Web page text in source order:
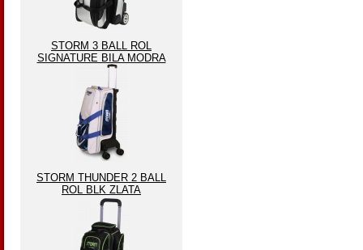
STORM 3 BALL ROL
SIGNATURE BILA MODRA
STORM THUNDER 2 BALL
ROL BLK ZLATA